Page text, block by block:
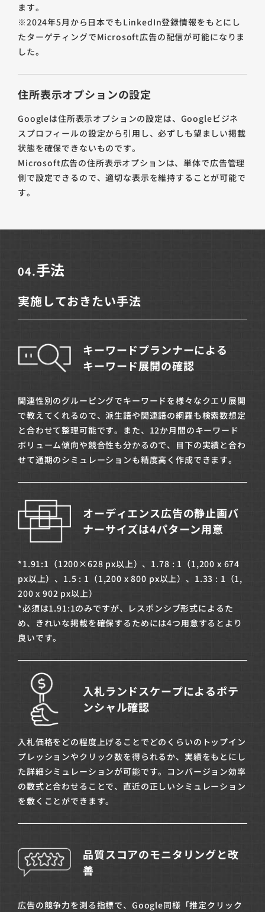
ます。
※2024年5月から日本でもLinkedIn登録情報をもとにし
たターゲティングでMicrosoft広告の配信が可能になりま
した。
住所表示オプションの設定
Googleは住所表示オプションの設定は、Googleビジネ
スプロフィールの設定から引用し、必ずしも望ましい掲載
状態を確保できないものです。
Microsoft広告の住所表示オプションは、単体で広告管理
側で設定できるので、適切な表示を維持することが可能で
す。
04.手法
実施しておきたい手法
キーワードプランナーによる
キーワード展開の確認
関連性別のグルーピングでキーワードを様々なクエリ展開
で教えてくれるので、派生語や関連語の網羅も検索数想定
と合わせて整理可能です。また、12か月間のキーワード
ボリューム傾向や競合性も分かるので、目下の実績と合わ
せて通期のシミュレーションも精度高く作成できます。
オーディエンス広告の静止画バ
ナーサイズは4パターン用意
*1.91:1（1200×628 px以上）、1.78 : 1（1,200 x 674
px以上）、1.5 : 1（1,200 x 800 px以上）、1.33 : 1（1,
200 x 902 px以上）
*必須は1.91:1のみですが、レスポンシブ形式によるた
め、きれいな掲載を確保するためには4つ用意するとより
良いです。
入札ランドスケープによるポテ
ンシャル確認
入札価格をどの程度上げることでどのくらいのトップイン
プレッションやクリック数を得られるか、実績をもとにし
た詳細シミュレーションが可能です。コンバージョン効率
の数式と合わせることで、直近の正しいシミュレーション
を敷くことができます。
品質スコアのモニタリングと改
善
広告の競争力を測る指標で、Google同様「推定クリック